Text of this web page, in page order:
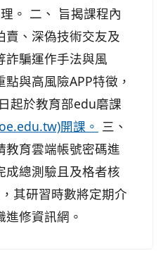
。 二、 旨揭課程內
賣、深偽技術交友及
詐騙運作手法與風
與高風險APP特徵，
起於教育部edu磨課
開課。 三、
教育雲端帳號密碼進
成總測驗且及格者核
其研習時數將定期介
修資訊網。